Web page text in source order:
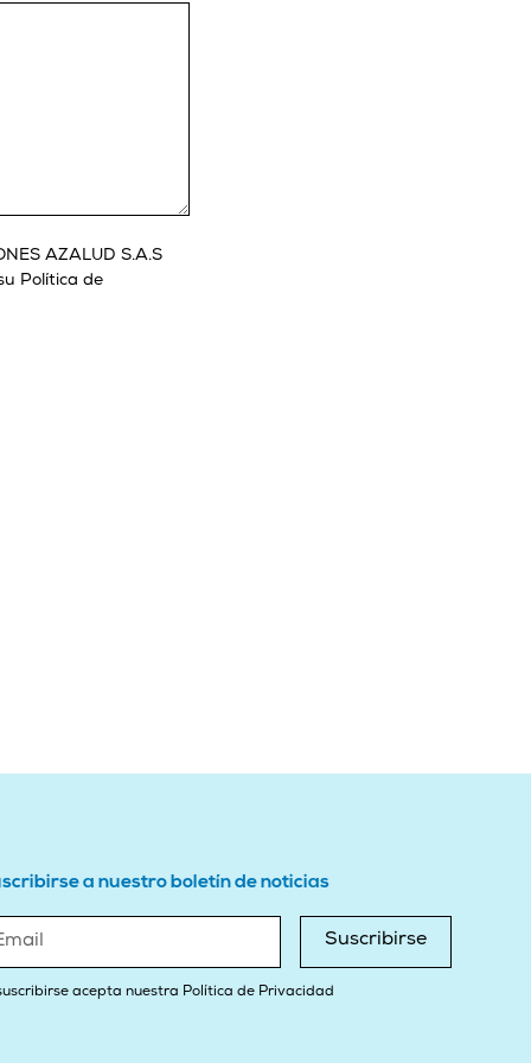
AZALUD S.A.S
Política de
a nuestro boletín de noticias
Suscribirse
acepta nuestra Política de Privacidad